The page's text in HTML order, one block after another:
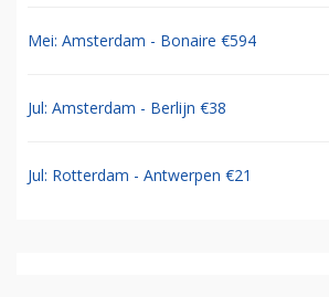
Mei: Amsterdam - Bonaire €594
Jul: Amsterdam - Berlijn €38
Jul: Rotterdam - Antwerpen €21